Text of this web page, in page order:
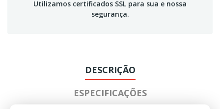
Utilizamos certificados SSL para sua e nossa
segurança.
DESCRIÇÃO
ESPECIFICAÇÕES